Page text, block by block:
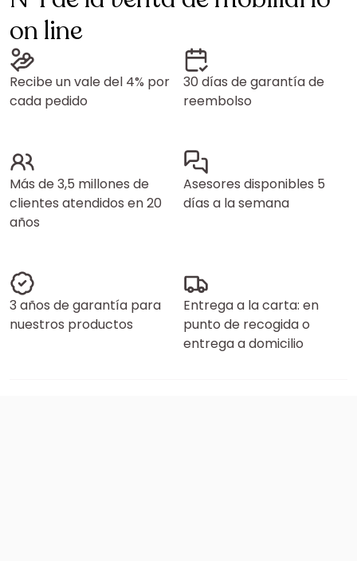
on line
Recibe un vale del 4% por
cada pedido
30 días de garantía de
reembolso
Más de 3,5 millones de
clientes atendidos en 20
años
Asesores disponibles 5
días a la semana
3 años de garantía para
nuestros productos
Entrega a la carta: en
punto de recogida o
entrega a domicilio